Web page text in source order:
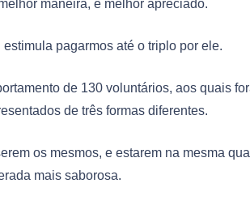
maneira, é melhor apreciado.
estimula pagarmos até o triplo por ele.
de 130 voluntários, aos quais
de três formas diferentes.
os mesmos, e estarem na mesma
mais saborosa.